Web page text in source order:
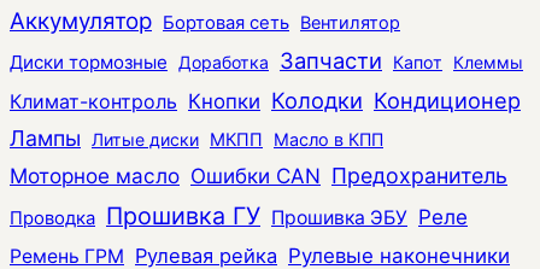
Аккумулятор Бортовая сеть Вентилятор
Диски тормозные Доработка Запчасти Капот Клеммы
Климат-контроль Кнопки Колодки Кондиционер
Лампы Литые диски МКПП Масло в КПП
Моторное масло Ошибки CAN Предохранитель
Проводка Прошивка ГУ Прошивка ЭБУ Реле
Ремень ГРМ Рулевая рейка Рулевые наконечники